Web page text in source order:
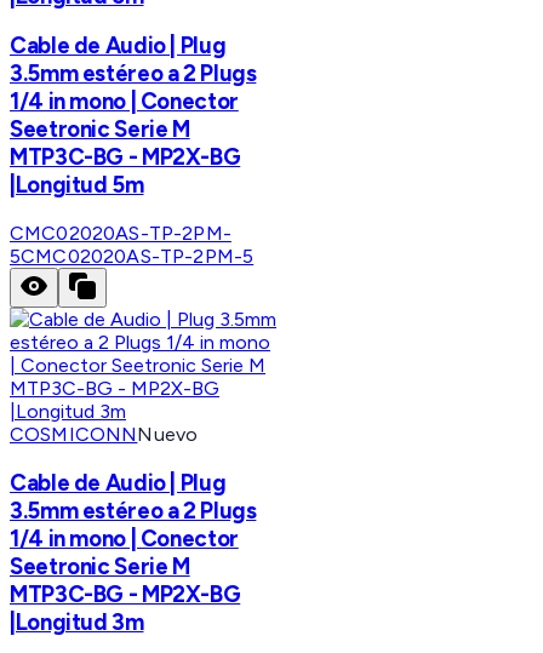
Cable de Audio | Plug
3.5mm estéreo a 2 Plugs
1/4 in mono | Conector
Seetronic Serie M
MTP3C-BG - MP2X-BG
|Longitud 5m
CMC02020AS-TP-2PM-
5CMC02020AS-TP-2PM-5
COSMICONNNuevo
Cable de Audio | Plug
3.5mm estéreo a 2 Plugs
1/4 in mono | Conector
Seetronic Serie M
MTP3C-BG - MP2X-BG
|Longitud 3m